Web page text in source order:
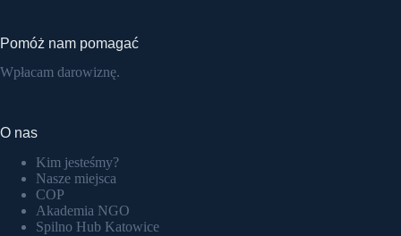
Pomóż nam pomagać
Wpłacam darowiznę.
O nas
Kim jesteśmy?
Nasze miejsca
COP
Akademia NGO
Spilno Hub Katowice